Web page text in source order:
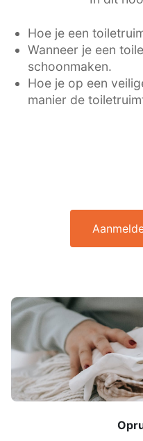
Hoe je een
Wanneer je een
schoonmaken.
Hoe je op een
manier de